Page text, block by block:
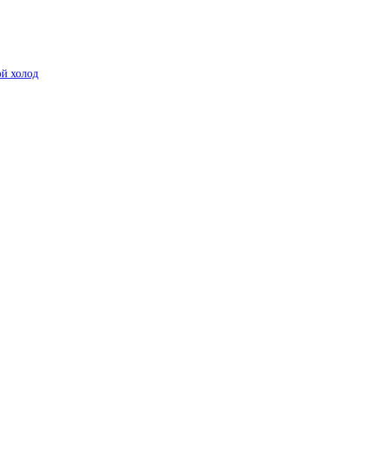
холод